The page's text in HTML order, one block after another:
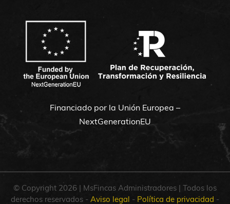
Financiado por la Unión Europea –
NextGenerationEU
© Copyright 2026 | MsFincas Administradores | Todos los
derechos reservados - Aviso legal - Política de privacidad -